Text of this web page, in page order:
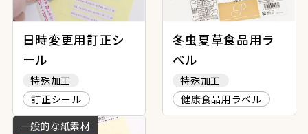
日時変更用訂正シ
ール
特殊加工
訂正シール
冬虫夏草食品用ラ
ベル
特殊加工
健康食品用ラベル
一般的な紙素材